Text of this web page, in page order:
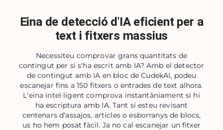
Eina de detecció d'IA eficient per a
text i fitxers massius
Necessiteu comprovar grans quantitats de
contingut per si s'ha escrit amb IA? Amb el detector
de contingut amb IA en bloc de CudekAI, podeu
escanejar fins a 150 fitxers o entrades de text alhora.
L'eina intel·ligent comprova instantàniament si hi
ha escriptura amb IA. Tant si esteu revisant
centenars d'assajos, articles o esborranys de blocs,
us ho hem posat fàcil. Ja no cal escanejar un fitxer